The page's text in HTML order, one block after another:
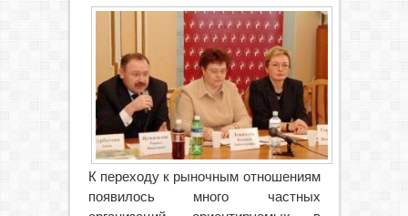
К переходу к рыночным отношениям
появилось много частных